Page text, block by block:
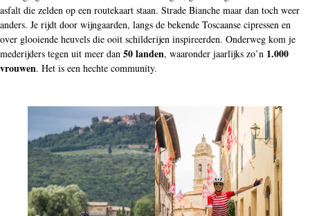
asfalt die zelden op een routekaart staan. Strade Bianche maar dan toch weer
anders. Je rijdt door wijngaarden, langs de bekende Toscaanse cipressen en
over glooiende heuvels die ooit schilderijen inspireerden. Onderweg kom je
mederijders tegen uit meer dan 50 landen, waaronder jaarlijks zo’n 1.000
vrouwen. Het is een hechte community.